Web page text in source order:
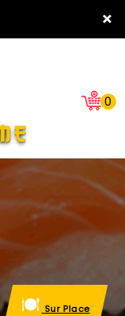
×
0
Sur Place